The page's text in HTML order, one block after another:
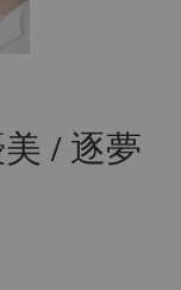
/ 逐夢